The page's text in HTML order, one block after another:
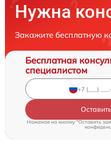
Нужна
Закажите бесплатную
Бесплатная
специалистом
Нажимая на кнопку "Оставить